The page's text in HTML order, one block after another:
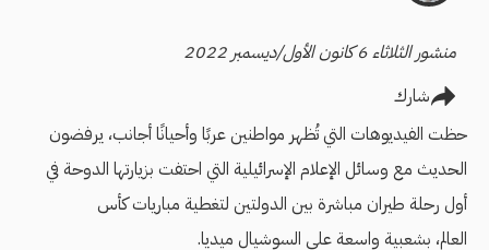
منشور الثلاثاء 6 كانون الأول/ديسمبر 2022
شارك
حظت الفيديوهات التي تُظهر مواطنين عربًا وأحيانًا أجانب، يرفضون
الحديث مع وسائل الإعلام الإسرائيلية التي احتفت بزيارتها الدوحة في
أول رحلة طيران مباشرة بين الدولتين لتغطية مباريات كأس
العالم، بشعبية واسعة على السوشيال ميديا.